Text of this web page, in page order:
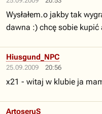
Wysłałem.o jakby tak
dawna :) chcę sobie
25.09.2009 20:56
Hiusgund_NPC
x21 - witaj w klubie ja
ArtoseruS